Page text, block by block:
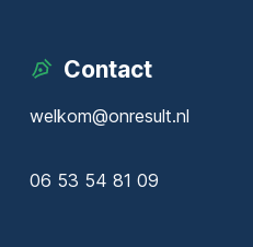
Contact
welkom@onresult.nl
06 53 54 81 09